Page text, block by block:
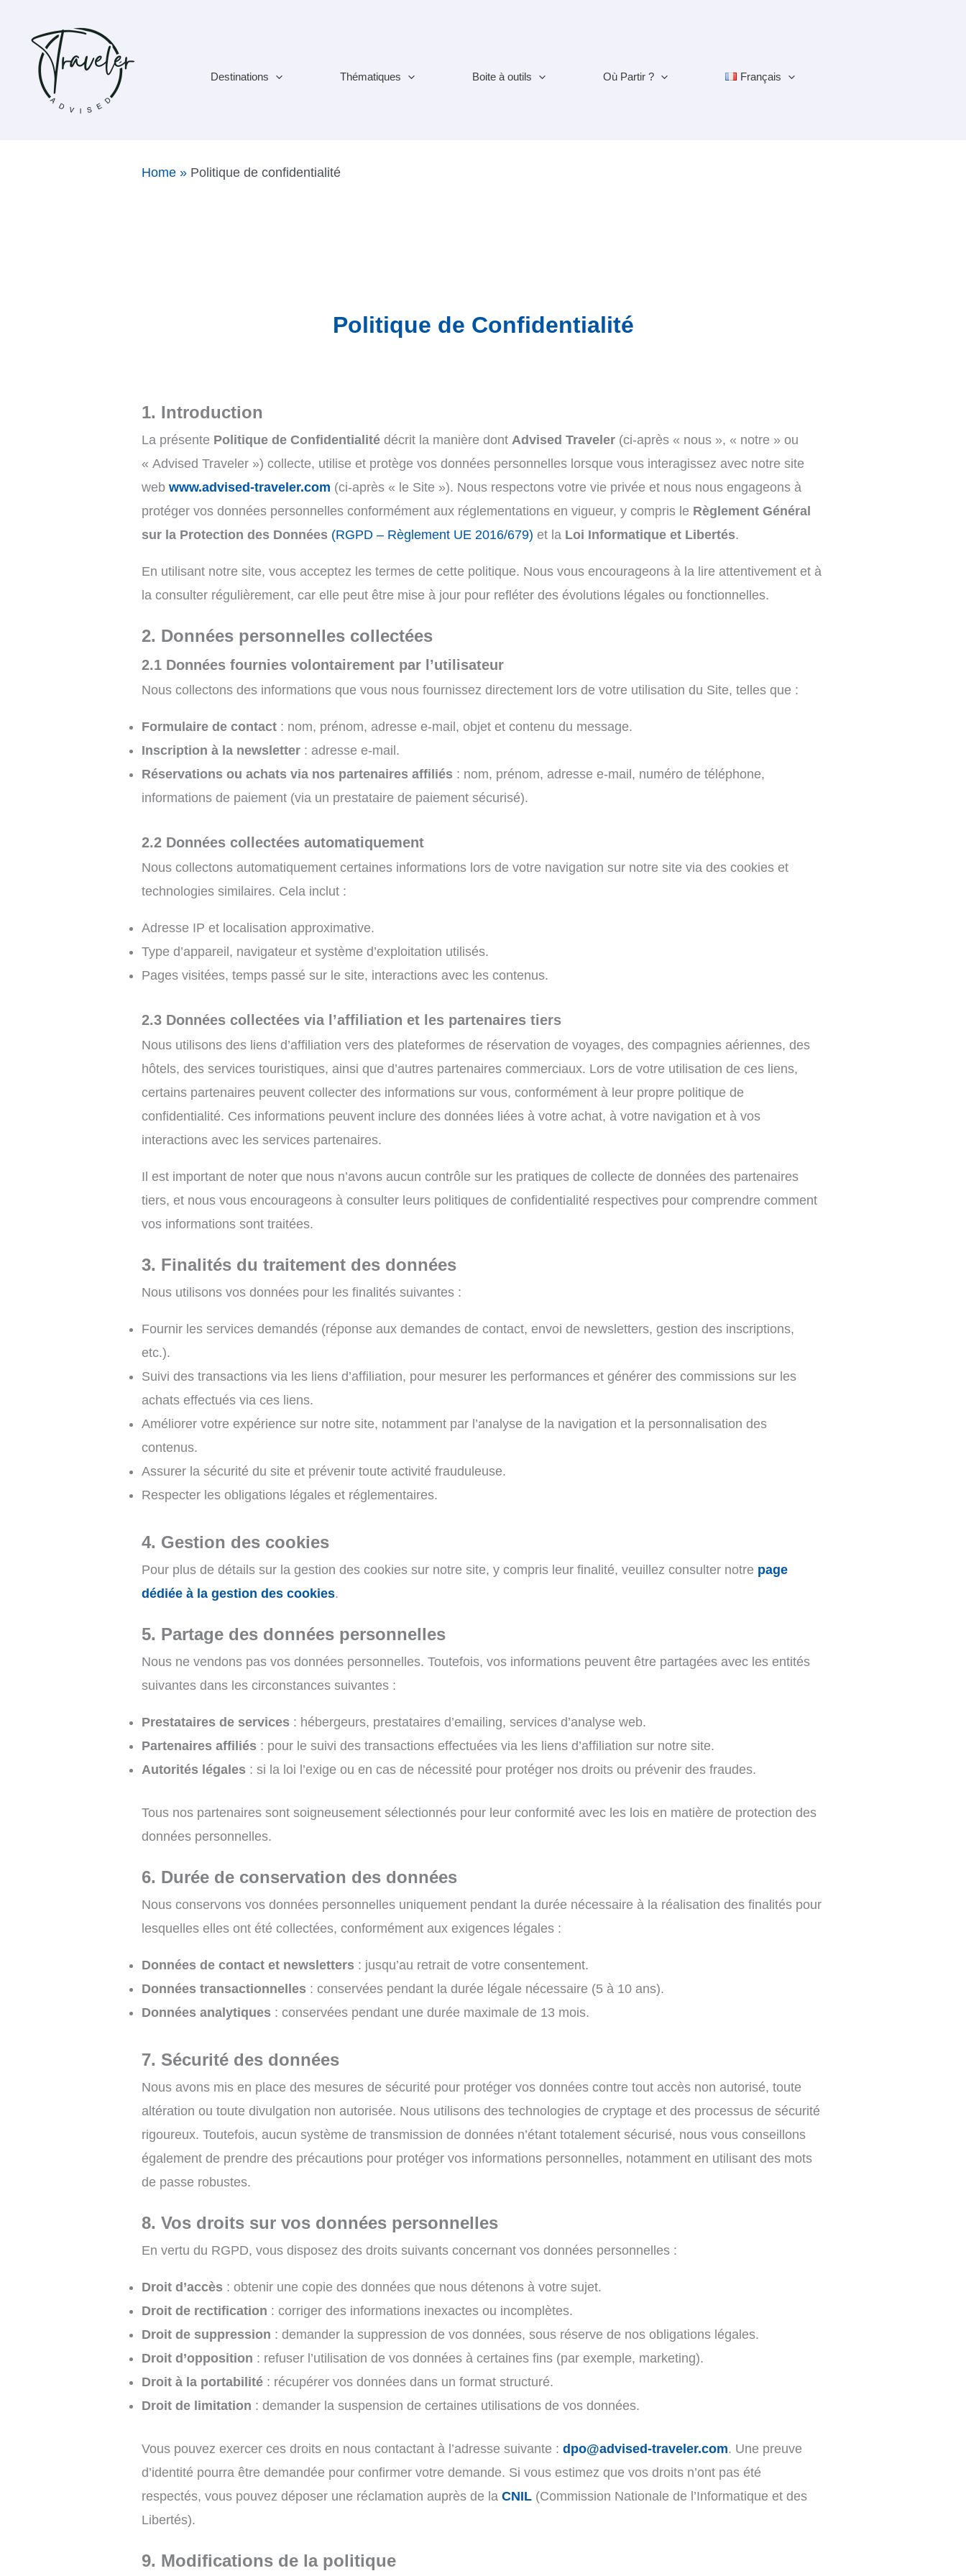
contenu
Destinations Thématiques Boite à outils Où Partir ? Français
Home » Politique de confidentialité
Politique de Confidentialité
1. Introduction
La présente Politique de Confidentialité décrit la manière dontAdvised Traveler (ci-après « nous », « notre » ou
« Advised Traveler ») collecte, utilise et protège vos données personnelles lorsque vous interagissez avec notre site
webwww.advised-traveler.com (ci-après « le Site »). Nous respectons votre vie privée et nous nous engageons à
protéger vos données personnelles conformément aux réglementations en vigueur, y compris le Règlement Général
sur la Protection des Données (RGPD – Règlement UE 2016/679) et la Loi Informatique et Libertés.
En utilisant notre site, vous acceptez les termes de cette politique. Nous vous encourageons à la lire attentivement et à
la consulter régulièrement, car elle peut être mise à jour pour refléter des évolutions légales ou fonctionnelles.
2. Données personnelles collectées
2.1 Données fournies volontairement par l’utilisateur
Nous collectons des informations que vous nous fournissez directement lors de votre utilisation du Site, telles que :
Formulaire de contact : nom, prénom, adresse e-mail, objet et contenu du message.
Inscription à la newsletter : adresse e-mail.
Réservations ou achats via nos partenaires affiliés : nom, prénom, adresse e-mail, numéro de téléphone,
informations de paiement (via un prestataire de paiement sécurisé).
2.2 Données collectées automatiquement
Nous collectons automatiquement certaines informations lors de votre navigation sur notre site via des cookies et
technologies similaires. Cela inclut :
Adresse IP et localisation approximative.
Type d’appareil, navigateur et système d’exploitation utilisés.
Pages visitées, temps passé sur le site, interactions avec les contenus.
2.3 Données collectées via l’affiliation et les partenaires tiers
Nous utilisons des liens d’affiliation vers des plateformes de réservation de voyages, des compagnies aériennes, des
hôtels, des services touristiques, ainsi que d’autres partenaires commerciaux. Lors de votre utilisation de ces liens,
certains partenaires peuvent collecter des informations sur vous, conformément à leur propre politique de
confidentialité. Ces informations peuvent inclure des données liées à votre achat, à votre navigation et à vos
interactions avec les services partenaires.
Il est important de noter que nous n’avons aucun contrôle sur les pratiques de collecte de données des partenaires
tiers, et nous vous encourageons à consulter leurs politiques de confidentialité respectives pour comprendre comment
vos informations sont traitées.
3. Finalités du traitement des données
Nous utilisons vos données pour les finalités suivantes :
Fournir les services demandés (réponse aux demandes de contact, envoi de newsletters, gestion des inscriptions,
etc.).
Suivi des transactions via les liens d’affiliation, pour mesurer les performances et générer des commissions sur les
achats effectués via ces liens.
Améliorer votre expérience sur notre site, notamment par l’analyse de la navigation et la personnalisation des
contenus.
Assurer la sécurité du site et prévenir toute activité frauduleuse.
Respecter les obligations légales et réglementaires.
4. Gestion des cookies
Pour plus de détails sur la gestion des cookies sur notre site, y compris leur finalité, veuillez consulter notre page
dédiée à la gestion des cookies.
5. Partage des données personnelles
Nous ne vendons pas vos données personnelles. Toutefois, vos informations peuvent être partagées avec les entités
suivantes dans les circonstances suivantes :
Prestataires de services : hébergeurs, prestataires d’emailing, services d’analyse web.
Partenaires affiliés : pour le suivi des transactions effectuées via les liens d’affiliation sur notre site.
Autorités légales : si la loi l’exige ou en cas de nécessité pour protéger nos droits ou prévenir des fraudes.
Tous nos partenaires sont soigneusement sélectionnés pour leur conformité avec les lois en matière de protection des
données personnelles.
6. Durée de conservation des données
Nous conservons vos données personnelles uniquement pendant la durée nécessaire à la réalisation des finalités pour
lesquelles elles ont été collectées, conformément aux exigences légales :
Données de contact et newsletters : jusqu’au retrait de votre consentement.
Données transactionnelles : conservées pendant la durée légale nécessaire (5 à 10 ans).
Données analytiques : conservées pendant une durée maximale de 13 mois.
7. Sécurité des données
Nous avons mis en place des mesures de sécurité pour protéger vos données contre tout accès non autorisé, toute
altération ou toute divulgation non autorisée. Nous utilisons des technologies de cryptage et des processus de sécurité
rigoureux. Toutefois, aucun système de transmission de données n’étant totalement sécurisé, nous vous conseillons
également de prendre des précautions pour protéger vos informations personnelles, notamment en utilisant des mots
de passe robustes.
8. Vos droits sur vos données personnelles
En vertu du RGPD, vous disposez des droits suivants concernant vos données personnelles :
Droit d’accès : obtenir une copie des données que nous détenons à votre sujet.
Droit de rectification : corriger des informations inexactes ou incomplètes.
Droit de suppression : demander la suppression de vos données, sous réserve de nos obligations légales.
Droit d’opposition : refuser l’utilisation de vos données à certaines fins (par exemple, marketing).
Droit à la portabilité : récupérer vos données dans un format structuré.
Droit de limitation : demander la suspension de certaines utilisations de vos données.
Vous pouvez exercer ces droits en nous contactant à l’adresse suivante :dpo@advised-traveler.com. Une preuve
d’identité pourra être demandée pour confirmer votre demande. Si vous estimez que vos droits n’ont pas été
respectés, vous pouvez déposer une réclamation auprès de laCNIL (Commission Nationale de l’Informatique et des
Libertés).
9. Modifications de la politique